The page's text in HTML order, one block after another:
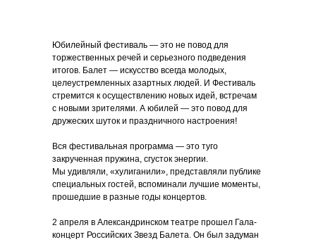
Юбилейный фестиваль — это не повод для
торжественных речей и серьезного подведения
итогов. Балет — искусство всегда молодых,
целеустремленных азартных людей. И Фестиваль
стремится к осуществлению новых идей, встречам
с новыми зрителями. А юбилей — это повод для
дружеских шуток и праздничного настроения!
Вся фестивальная программа — это туго
закрученная пружина, сгусток энергии.
Мы удивляли, «хулиганили», представляли публике
специальных гостей, вспоминали лучшие моменты,
прошедшие в разные годы концертов.
2 апреля в Александринском театре прошел Гала-
концерт Российских Звезд Балета. Он был задуман